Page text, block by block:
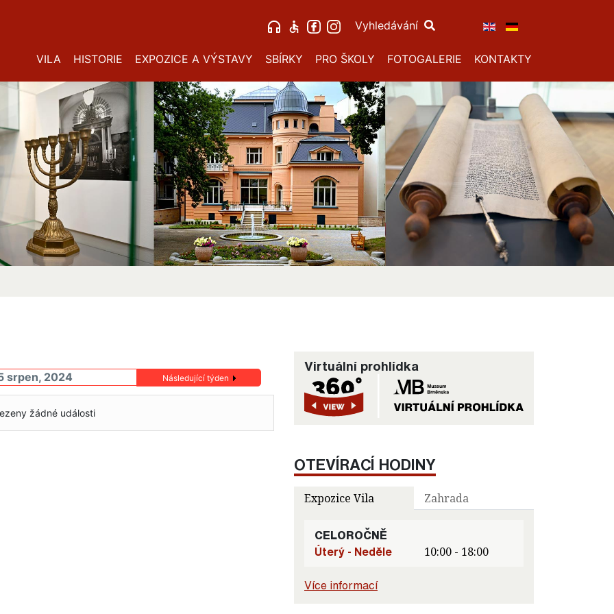
Vyhledávání
VILA HISTORIE EXPOZICE A VÝSTAVY SBÍRKY PRO ŠKOLY FOTOGALERIE KONTAKTY
srpen, 2024 Následující týden
žádné události
Virtuální prohlídka
OTEVÍRACÍ HODINY
Expozice Vila Zahrada
CELOROČNĚ
Úterý - Neděle
10:00 - 18:00
Více informací